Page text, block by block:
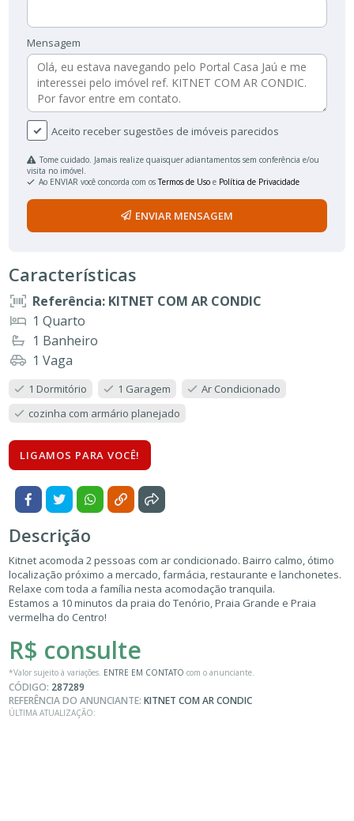
Mensagem
Aceito receber sugestões de imóveis parecidos
Tome cuidado. Jamais realize quaisquer adiantamentos sem conferência e/ou
visita no imóvel.
Ao ENVIAR você concorda com osTermos de Uso e Política de Privacidade
ENVIAR MENSAGEM
Características
Referência: KITNET COM AR CONDIC
1 Quarto
1 Banheiro
1 Vaga
1 Dormitório 1 Garagem
Ar Condicionado
cozinha com armário planejado
LIGAMOS PARA VOCÊ!
Descrição
Kitnet acomoda 2 pessoas com ar condicionado. Bairro calmo, ótimo
localização próximo a mercado, farmácia, restaurante e lanchonetes.
Relaxe com toda a família nesta acomodação tranquila.
Estamos a 10 minutos da praia do Tenório, Praia Grande e Praia
vermelha do Centro!
R$ consulte
*Valor sujeito à variações. ENTRE EM CONTATO com o anunciante.
CÓDIGO: 287289
REFERÊNCIA DO ANUNCIANTE:KITNET COM AR CONDIC
ÚLTIMA ATUALIZAÇÃO: